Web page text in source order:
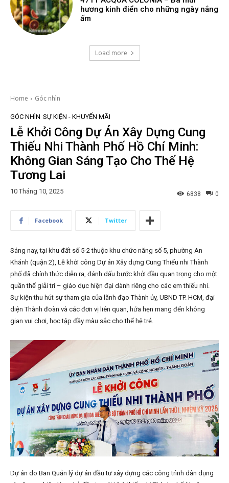
hương kinh điển cho những ngày nắng
ấm
Load more